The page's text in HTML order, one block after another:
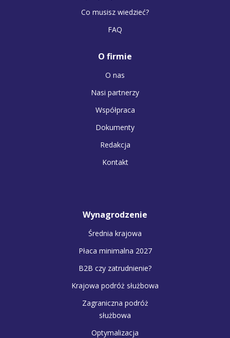
Co musisz wiedzieć?
FAQ
O firmie
O nas
Nasi partnerzy
Współpraca
Dokumenty
Redakcja
Kontakt
Wynagrodzenie
Średnia krajowa
Płaca minimalna 2027
B2B czy zatrudnienie?
Krajowa podróż służbowa
Zagraniczna podróż
służbowa
Optymalizacja